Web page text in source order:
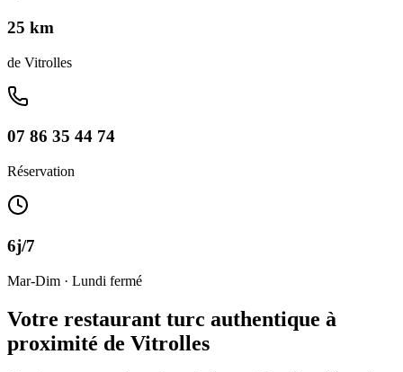
25 km
de Vitrolles
07 86 35 44 74
Réservation
6j/7
Mar-Dim · Lundi fermé
Votre restaurant turc authentique à
proximité de Vitrolles